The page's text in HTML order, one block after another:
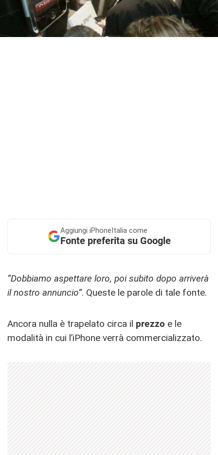
Aggiungi iPhoneItalia come
Fonte preferita su Google
“Dobbiamo aspettare loro, poi subito dopo arriverà
il nostro annuncio”. Queste le parole di tale fonte.
Ancora nulla è trapelato circa il prezzo e le
modalità in cui l’iPhone verrà commercializzato.